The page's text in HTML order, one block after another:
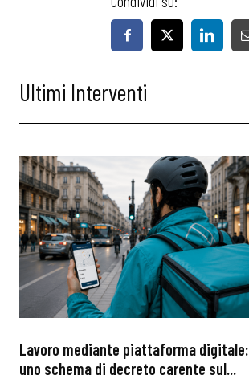
Ultimi Interventi
Lavoro mediante piattaforma digitale:
uno schema di decreto carente sul...